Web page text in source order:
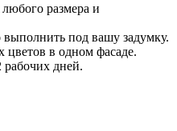
размера и
под вашу задумку.
цветов в одном фасаде.
рабочих дней.